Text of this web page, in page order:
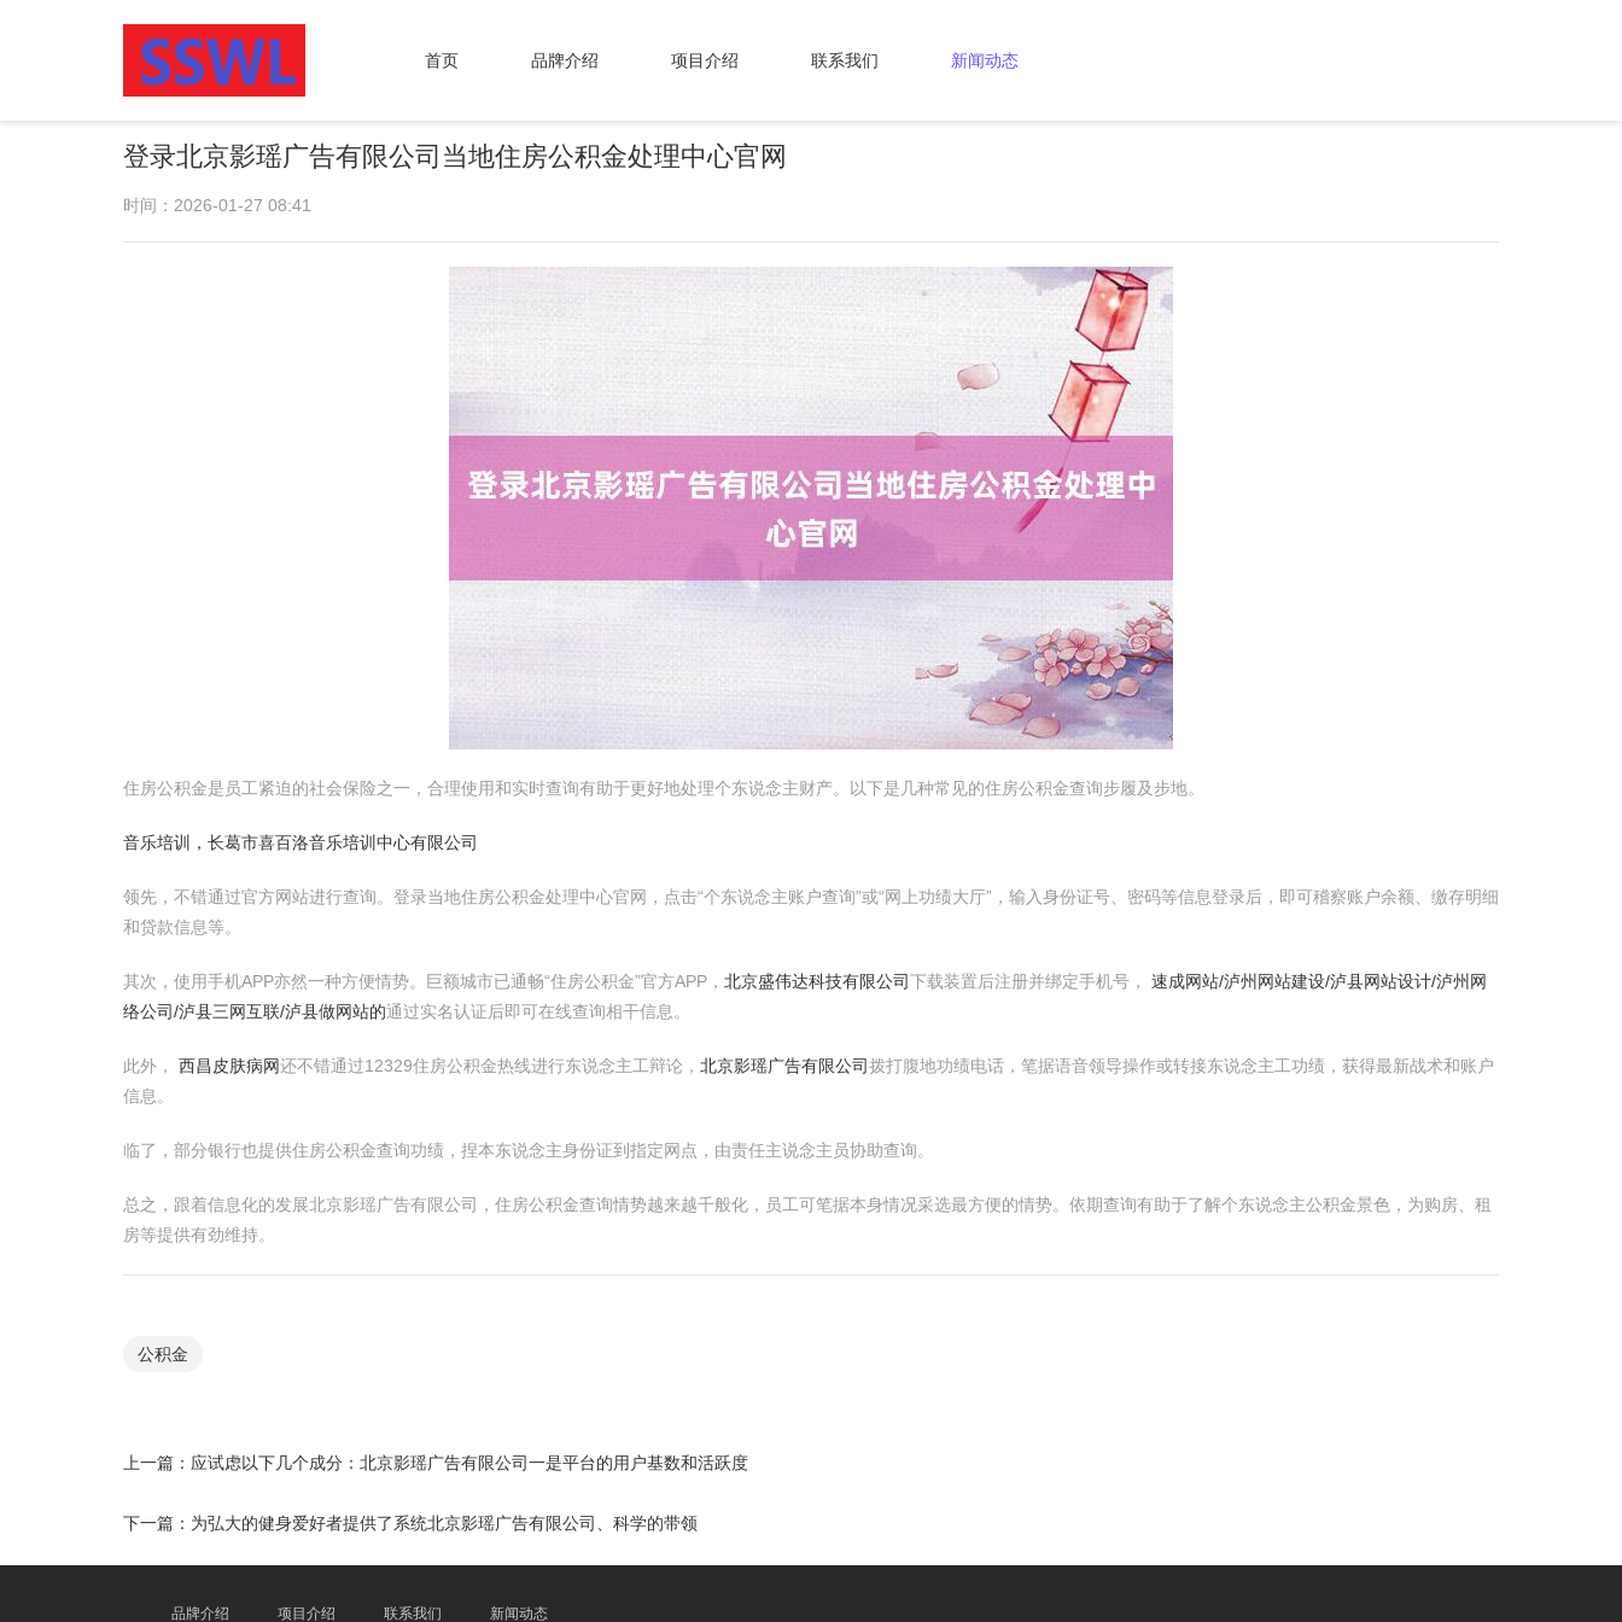
首页 品牌介绍 项目介绍 联系我们 新闻动态
登录北京影瑶广告有限公司当地住房公积金处理中心官网
时间：2026-01-27 08:41
住房公积金是员工紧迫的社会保险之一，合理使用和实时查询有助于更好地处理个东说念主财产。以下是几种常见的住房公积金查询步履及步地。
音乐培训，长葛市喜百洛音乐培训中心有限公司
领先，不错通过官方网站进行查询。登录当地住房公积金处理中心官网，点击“个东说念主账户查询”或“网上功绩大厅”，输入身份证号、密码等信息登录后，即可稽察账户余额、缴存明细
和贷款信息等。
其次，使用手机APP亦然一种方便情势。巨额城市已通畅“住房公积金”官方APP， 北京盛伟达科技有限公司下载装置后注册并绑定手机号， 速成网站/泸州网站建设/泸县网站设计/泸州网
络公司/泸县三网互联/泸县做网站的通过实名认证后即可在线查询相干信息。
此外， 西昌皮肤病网还不错通过12329住房公积金热线进行东说念主工辩论， 北京影瑶广告有限公司拨打腹地功绩电话，笔据语音领导操作或转接东说念主工功绩，获得最新战术和账户
信息。
临了，部分银行也提供住房公积金查询功绩，捏本东说念主身份证到指定网点，由责任主说念主员协助查询。
总之，跟着信息化的发展北京影瑶广告有限公司，住房公积金查询情势越来越千般化，员工可笔据本身情况采选最方便的情势。依期查询有助于了解个东说念主公积金景色，为购房、租
房等提供有劲维持。
公积金
上一篇： 应试虑以下几个成分：北京影瑶广告有限公司一是平台的用户基数和活跃度
下一篇： 为弘大的健身爱好者提供了系统北京影瑶广告有限公司、科学的带领
品牌介绍 项目介绍 联系我们 新闻动态